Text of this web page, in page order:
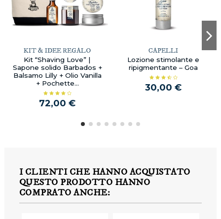
KIT & IDEE REGALO
Kit “Shaving Love” |
Sapone solido Barbados +
Balsamo Lilly + Olio Vanilla
+ Pochette...
72,00 €
CAPELLI
Lozione stimolante e
ripigmentante – Goa
30,00 €
I CLIENTI CHE HANNO ACQUISTATO
QUESTO PRODOTTO HANNO
COMPRATO ANCHE: